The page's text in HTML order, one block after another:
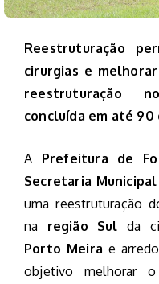
Reestruturação
cirurgias e
reestruturação
concluída em até 90
A Prefeitura de
Secretaria
uma reestruturação
na região Sul da
Porto Meira e
objetivo melhorar